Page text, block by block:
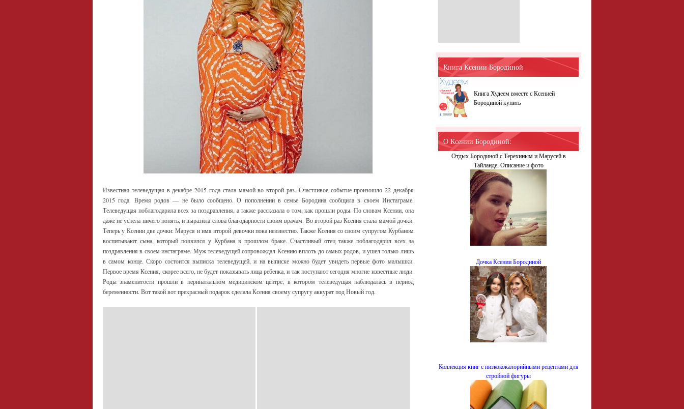
Известная телеведущая в декабре 2015 года стала мамой во второй раз. Счастливое событие произошло 22 декабря
2015 года. Время родов — не было сообщено.О пополнении в семье Бородина сообщила в своем Инстаграме.
Телеведущая поблагодарила всех за поздравления, а также рассказала о том, как прошли роды. По словам Ксении, она
даже не успела ничего понять, и выразила слова благодарности своим врачам. Во второй раз Ксения стала мамой дочки.
Теперь у Ксении две дочки: Маруся и имя второй девочки пока неизвестно. Также Ксения со своим супругом Курбаном
воспитывают сына, который появился у Курбана в прошлом браке. Счастливый отец также поблагодарил всех за
поздравления в своем инстаграме. Муж телеведущей сопровождал Ксению вплоть до самых родов, и ушел только лишь
в самом конце. Скоро состоится выписка телеведущей, и на выписке можно будет увидеть первые фото малышки.
Первое время Ксения, скорее всего, не будет показывать лица ребенка, и так поступают сегодня многие известные люди.
Роды знаменитости прошли в перинатальном медицинском центре, в котором телеведущая наблюдалась в период
беременности. Вот такой вот прекрасный подарок сделала Ксения своему супругу аккурат под Новый год.
Книга Ксении Бородиной
Книга Худеем вместе с Ксенией
Бородиной купить
О Ксении Бородиной:
Отдых Бородиной с Терехиным и Марусей в
Тайланде. Описание и фото
Дочка Ксении Бородиной
Коллекция книг с низкококалорийными рецептами для
стройной фигуры